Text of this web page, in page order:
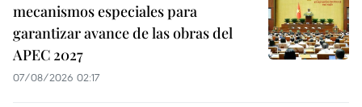
mecanismos especiales para
garantizar avance de las obras del
APEC 2027
07/08/2026 02:17